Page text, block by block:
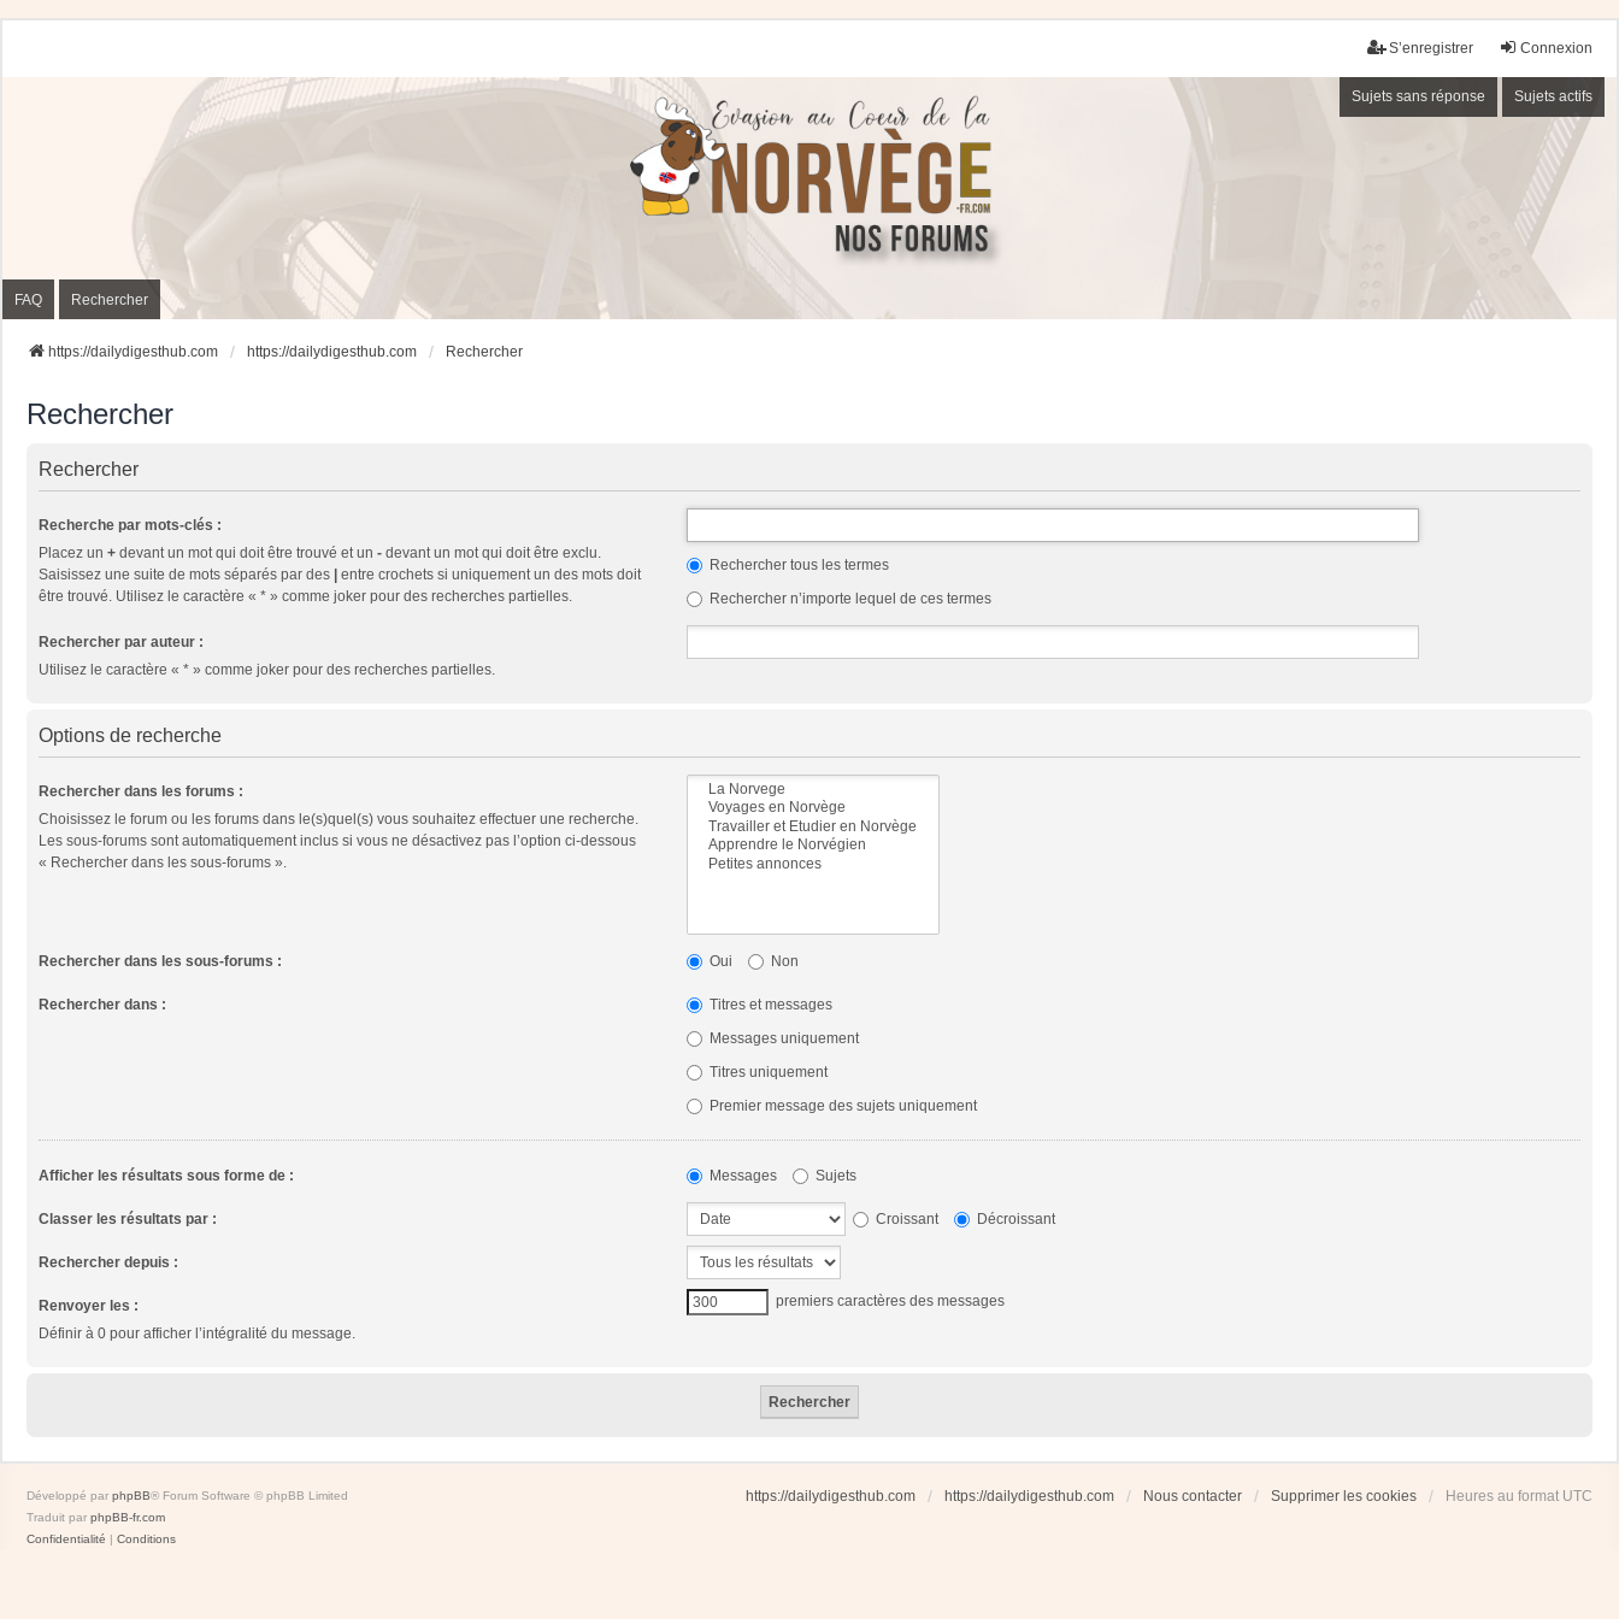
Connexion
S’enregistrer
Sujets sans réponse Sujets actifs
FAQ Rechercher
https://dailydigesthub.com https://dailydigesthub.com Rechercher
Rechercher
Rechercher
Recherche par mots-clés :
Placez un + devant un mot qui doit être trouvé et un - devant un mot qui doit être exclu.
Saisissez une suite de mots séparés par des
entre crochets si uniquement un des mots doit
être trouvé. Utilisez le caractère « * » comme joker pour des recherches partielles.
Rechercher tous les termes
Rechercher n’importe lequel de ces termes
Rechercher par auteur :
Utilisez le caractère « * » comme joker pour des recherches partielles.
Options de recherche
Rechercher dans les forums :
Choisissez le forum ou les forums dans le(s)quel(s) vous souhaitez effectuer une recherche.
Les sous-forums sont automatiquement inclus si vous ne désactivez pas l’option ci-dessous
« Rechercher dans les sous-forums ».
Rechercher dans les sous-forums : Oui Non
Rechercher dans :
Titres et messages
Messages uniquement
Titres uniquement
Premier message des sujets uniquement
Afficher les résultats sous forme de : Messages Sujets
Classer les résultats par : Croissant Décroissant
Rechercher depuis :
Renvoyer les :
Définir à 0 pour afficher l’intégralité du message.
premiers caractères des messages
https://dailydigesthub.com https://dailydigesthub.com Nous contacter Supprimer les cookies Heures au format UTC
Développé par phpBB® Forum Software © phpBB Limited
Traduit par phpBB-fr.com
Confidentialité | Conditions